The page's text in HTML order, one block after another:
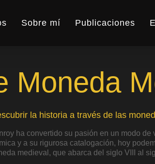
Sobre mí Publicaciones
Moneda
la historia a través de las
ha convertido su pasión en un modo de
y a su rigurosa catalogación, hoy
medieval, que abarca del siglo VIII al